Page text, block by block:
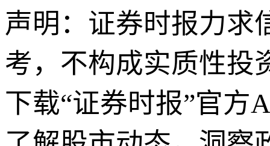
声明：证券时报力求
考，不构成实质性投
下载“证券时报”官方